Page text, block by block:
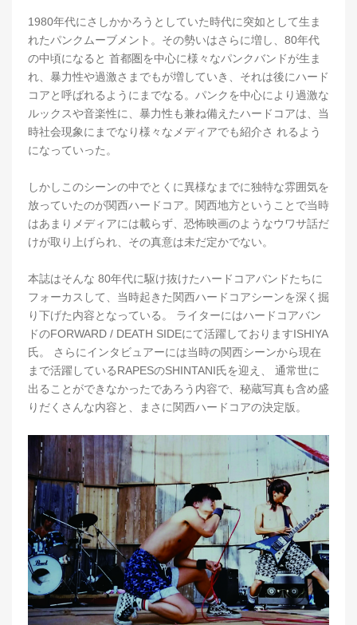
1980年代にさしかかろうとしていた時代に突如として生ま
れたパンクムーブメント。その勢いはさらに増し、80年代
の中頃になると 首都圏を中心に様々なパンクバンドが生ま
れ、暴力性や過激さまでもが増していき、それは後にハード
コアと呼ばれるようにまでなる。パンクを中心により過激な
ルックスや音楽性に、暴力性も兼ね備えたハードコアは、当
時社会現象にまでなり様々なメディアでも紹介さ れるよう
になっていった。
しかしこのシーンの中でとくに異様なまでに独特な雰囲気を
放っていたのが関西ハードコア。関西地方ということで当時
はあまりメディアには載らず、恐怖映画のようなウワサ話だ
けが取り上げられ、その真意は未だ定かでない。
本誌はそんな 80年代に駆け抜けたハードコアバンドたちに
フォーカスして、当時起きた関西ハードコアシーンを深く掘
り下げた内容となっている。 ライターにはハードコアバン
ドのFORWARD / DEATH SIDEにて活躍しておりますISHIYA
氏。 さらにインタビュアーには当時の関西シーンから現在
まで活躍しているRAPESのSHINTANI氏を迎え、 通常世に
出ることができなかったであろう内容で、秘蔵写真も含め盛
りだくさんな内容と、まさに関西ハードコアの決定版。